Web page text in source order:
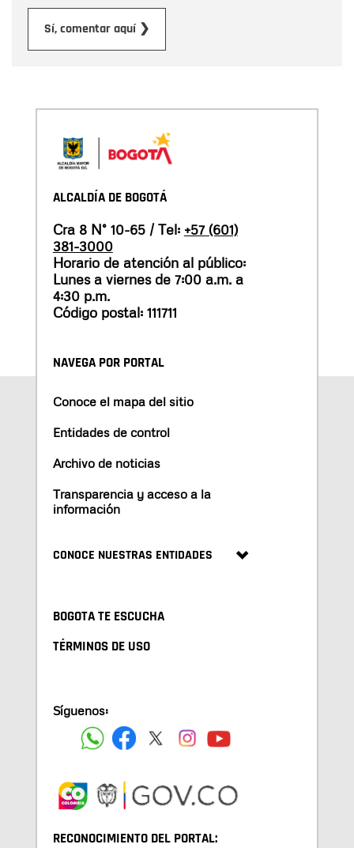
Sí, comentar aquí ❯
ALCALDÍA DE BOGOTÁ
Cra 8 N° 10-65 / Tel: +57 (601)
381-3000
Horario de atención al público:
Lunes a viernes de 7:00 a.m. a
4:30 p.m.
Código postal: 111711
NAVEGA POR PORTAL
Conoce el mapa del sitio
Entidades de control
Archivo de noticias
Transparencia y acceso a la
información
CONOCE NUESTRAS ENTIDADES
BOGOTA TE ESCUCHA
TÉRMINOS DE USO
Síguenos:
RECONOCIMIENTO DEL PORTAL: